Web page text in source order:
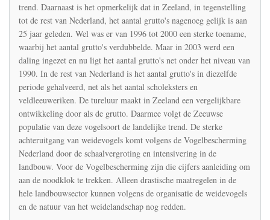
van
kans
in
een
met
neonicotinoïden
bezoedeld
cultuurlandschap
trend. Daarnaast is het opmerkelijk dat in Zeeland, in tegenstelling
tot de rest van Nederland, het aantal grutto's nagenoeg gelijk is aan
25 jaar geleden. Wel was er van 1996 tot 2000 een sterke toename,
waarbij het aantal grutto's verdubbelde. Maar in 2003 werd een
daling ingezet en nu ligt het aantal grutto's net onder het niveau van
1990. In de rest van Nederland is het aantal grutto's in diezelfde
periode gehalveerd, net als het aantal scholeksters en
veldleeuweriken. De tureluur maakt in Zeeland een vergelijkbare
ontwikkeling door als de grutto. Daarmee volgt de Zeeuwse
populatie van deze vogelsoort de landelijke trend. De sterke
achteruitgang van weidevogels komt volgens de Vogelbescherming
Nederland door de schaalvergroting en intensivering in de
landbouw. Voor de Vogelbescherming zijn die cijfers aanleiding om
aan de noodklok te trekken. Alleen drastische maatregelen in de
hele landbouwsector kunnen volgens de organisatie de weidevogels
en de natuur van het weidelandschap nog redden.